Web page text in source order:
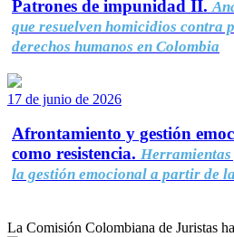
Patrones de impunidad II.
que resuelven homicidios contra
derechos humanos en Colombia
17 de junio de 2026
Afrontamiento y gestión
como resistencia.
la gestión emocional a partir de
La Comisión Colombiana de Juristas